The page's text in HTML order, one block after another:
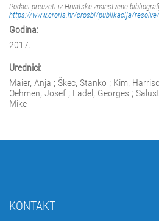
Podaci preuzeti iz Hrvatske znanstvene
https://www.croris.hr/crosbi/publikacija/
Godina:
2017.
Urednici:
Maier, Anja ; Škec, Stanko ; Kim,
Oehmen, Josef ; Fadel, Georges ;
Mike
KONTAKT